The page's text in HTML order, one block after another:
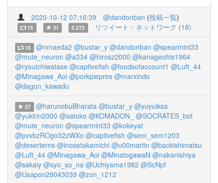
2020-10-12 07:16:39 @dandonban (投稿一覧)
15 31 0.272 リツイート・ネットワーク (18)
18 @nmaeda2 @bustar_y @dandonban @spearmint33
@mute_neuron @a334 @hirosz2000 @kanageohis1964
@ryouichiwatase @captivefish @foodsofaccount1 @Luft_44
@Minagawa_Aoi @porkpiepres @marxindo
@dagon_kawadu
27 @harunobuBharata @bustar_y @yuyuiksa
@yukirin2000 @satoko @KOMADON_
@SOCRATES_bot
@mute_neuron @spearmint33 @kokeyat
@pvvbzROgo32zWXo @captivefish @sem_sem1203
@deserterns @inosetakamichi @u00martin @backishimatsu
@Luft_44 @Minagawa_Aoi @MinatogawaN @nakanishiya
@sakaiy @syo_so_na @Uchiyama1982 @ScNpf
@Usapon29043039 @zon_1212